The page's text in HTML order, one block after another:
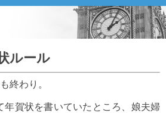
ルール
終わり。
年賀状を書いていたところ、娘夫婦